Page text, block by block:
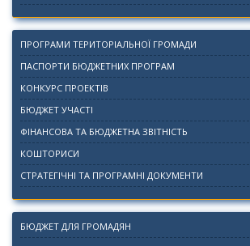
ПРОГРАМИ ТЕРИТОРІАЛЬНОЇ ГРОМАДИ
ПАСПОРТИ БЮДЖЕТНИХ ПРОГРАМ
КОНКУРС ПРОЕКТІВ
БЮДЖЕТ УЧАСТІ
ФІНАНСОВА ТА БЮДЖЕТНА ЗВІТНІСТЬ
КОШТОРИСИ
СТРАТЕГІЧНІ ТА ПРОГРАМНІ ДОКУМЕНТИ
БЮДЖЕТ ДЛЯ ГРОМАДЯН